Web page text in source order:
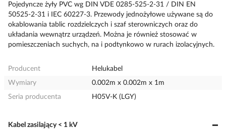
Pojedyncze żyły PVC wg DIN VDE 0285-525-2-31 / DIN EN
50525-2-31 i IEC 60227-3. Przewody jednożyłowe używane są do
okablowania tablic rozdzielczych i szaf sterowniczych oraz do
układania wewnątrz urządzeń. Można je również stosować w
pomieszczeniach suchych, na i podtynkowo w rurach izolacyjnych.
Producent
Helukabel
Wymiary
0.002m x 0.002m x 1m
Seria producenta
H05V-K (LGY)
Kabel zasilający < 1 kV